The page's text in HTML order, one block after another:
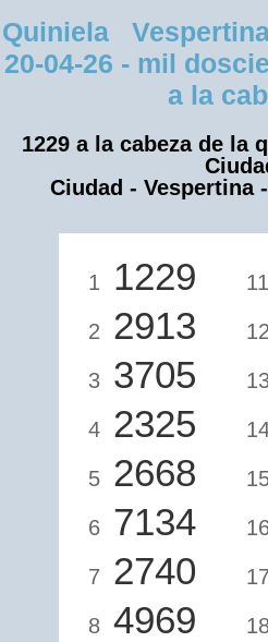
Quiniela
20-04-26 - mil
a la
1229 a la cabeza de la
Ciudad - Vespertina
1 1229
2 2913
3 3705
4 2325
5 2668
6 7134
7 2740
8 4969
11
12
17